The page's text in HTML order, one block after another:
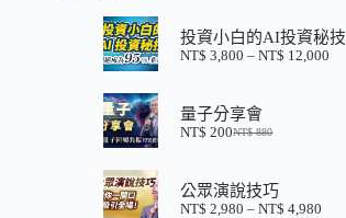
投資小白的AI投資秘技
NT$ 3,800 – NT$ 12,000
量子分享會
NT$880
原
價
格：
NT$ 200
目
價
格：
公眾演說技巧
NT$ 2,980 – NT$ 4,980